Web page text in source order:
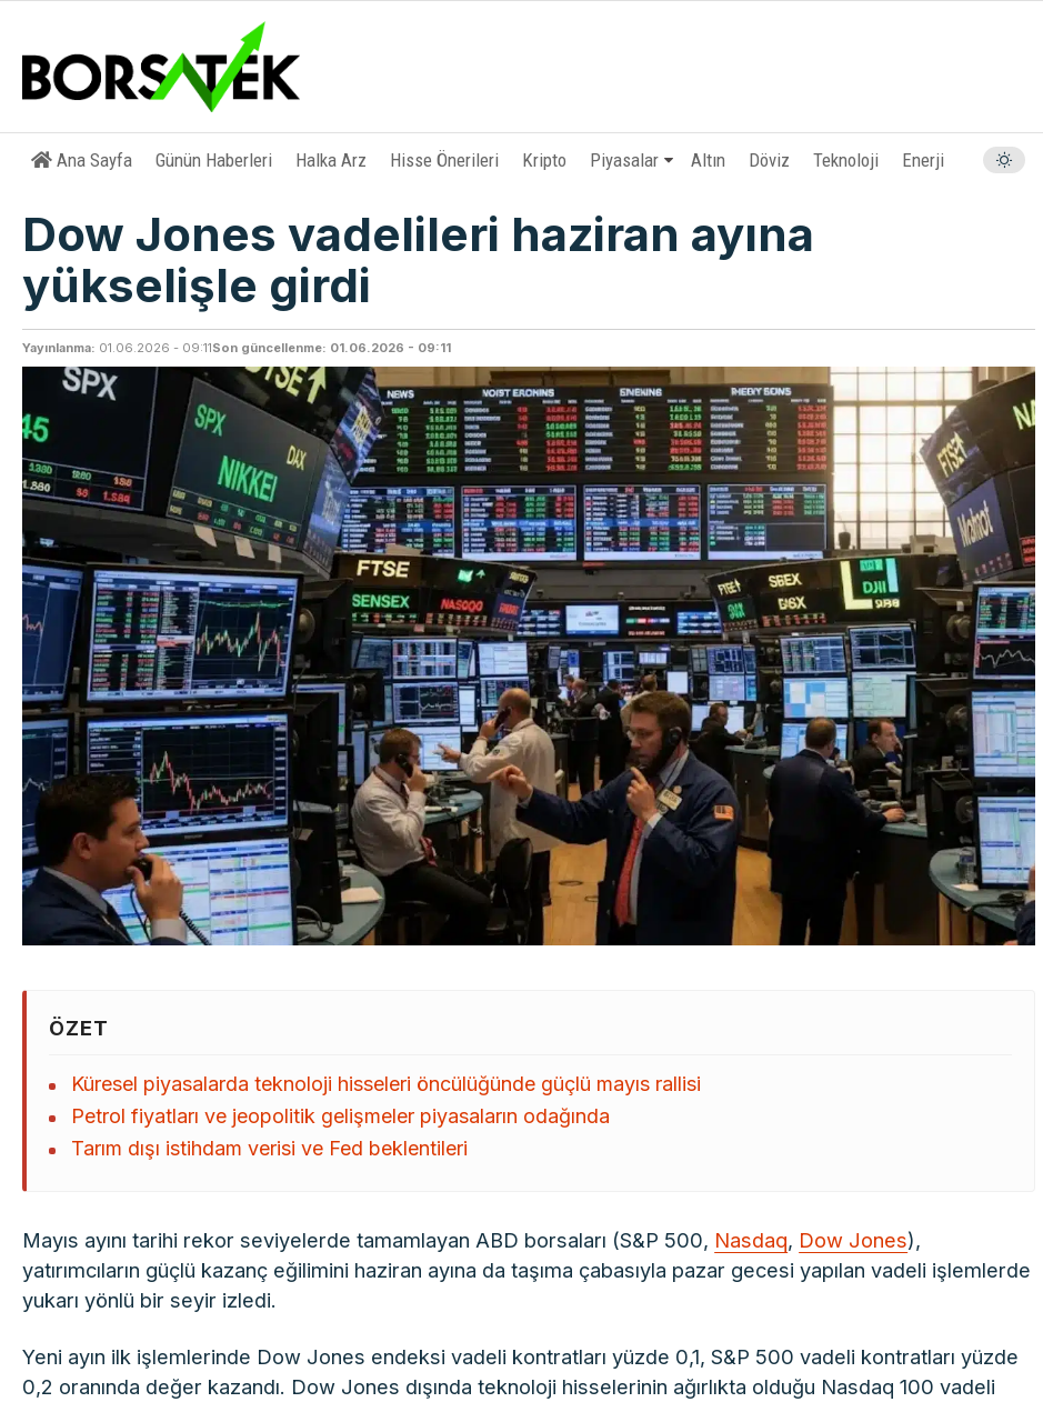
Ana Sayfa Günün Haberleri Halka Arz Hisse Önerileri Kripto Piyasalar Altın Döviz Teknoloji Enerji
Dow Jones vadelileri haziran ayına
yükselişle girdi
Yayınlanma: 01.06.2026 - 09:11Son güncellenme: 01.06.2026 - 09:11
ÖZET
Küresel piyasalarda teknoloji hisseleri öncülüğünde güçlü mayıs rallisi
Petrol fiyatları ve jeopolitik gelişmeler piyasaların odağında
Tarım dışı istihdam verisi ve Fed beklentileri
Mayıs ayını tarihi rekor seviyelerde tamamlayan ABD borsaları (S&P 500, Nasdaq, Dow Jones),
yatırımcıların güçlü kazanç eğilimini haziran ayına da taşıma çabasıyla pazar gecesi yapılan vadeli işlemlerde
yukarı yönlü bir seyir izledi.
Yeni ayın ilk işlemlerinde Dow Jones endeksi vadeli kontratları yüzde 0,1, S&P 500 vadeli kontratları yüzde
0,2 oranında değer kazandı. Dow Jones dışında teknoloji hisselerinin ağırlıkta olduğu Nasdaq 100 vadeli